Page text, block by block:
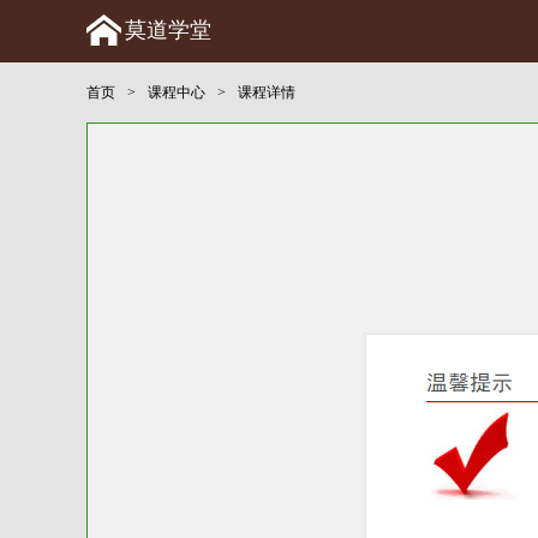
莫道学堂
首页 > 课程中心 > 课程详情